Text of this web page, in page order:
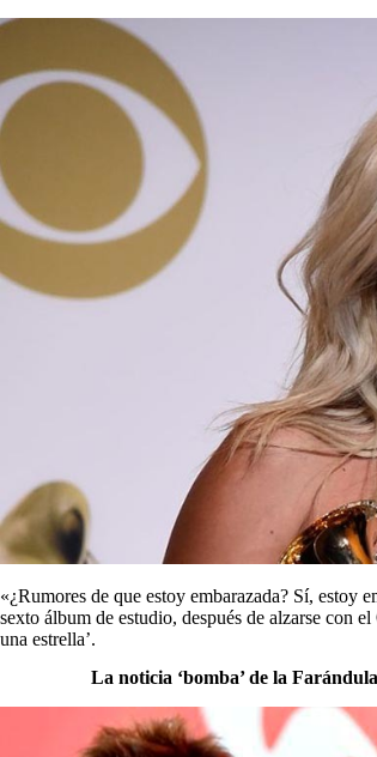
«¿Rumores de que estoy embarazada? Sí, estoy
sexto álbum de estudio, después de alzarse con
una estrella’.
La noticia ‘bomba’ de la